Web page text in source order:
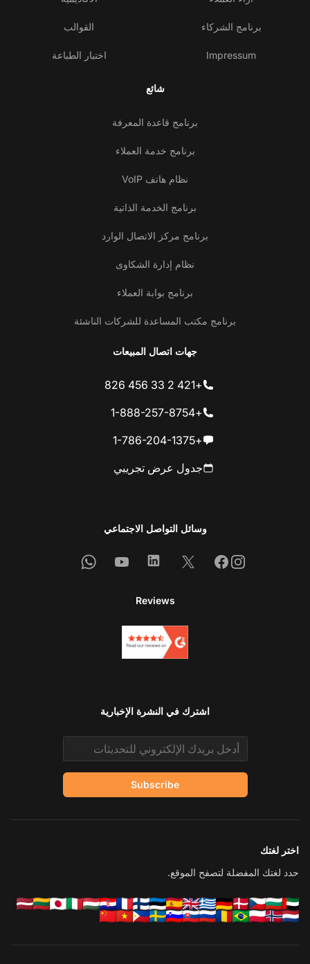
برنامج الشركاء
Impressum
القوالب
اختبار الطباعة
شائع
برنامج قاعدة المعرفة
برنامج خدمة العملاء
نظام هاتف VoIP
برنامج الخدمة الذاتية
برنامج مركز الاتصال الوارد
نظام إدارة الشكاوى
برنامج بوابة العملاء
برنامج مكتب المساعدة للشركات الناشئة
جهات اتصال المبيعات
+421 2 33 456 826
+1-888-257-8754
+1-786-204-1375
جدول عرض تجريبي
وسائل التواصل الاجتماعي
Instagram
Facebook
X
Linkedin
Youtube
Whatsapp
Reviews
اشترك في النشرة الإخبارية
Email address
Subscribe
اختر لغتك
حدد لغتك المفضلة لتصفح الموقع.